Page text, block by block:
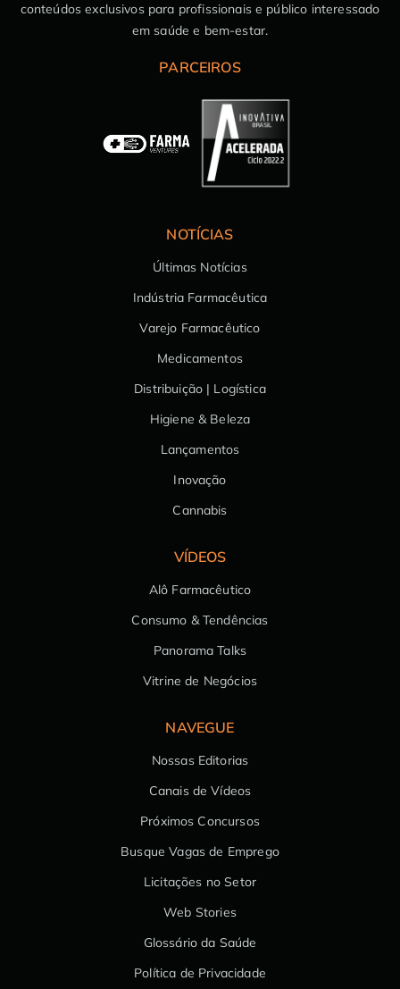
conteúdos exclusivos para profissionais e público interessado
em saúde e bem-estar.
PARCEIROS
NOTÍCIAS
Últimas Notícias
Indústria Farmacêutica
Varejo Farmacêutico
Medicamentos
Distribuição | Logística
Higiene & Beleza
Lançamentos
Inovação
Cannabis
VÍDEOS
Alô Farmacêutico
Consumo & Tendências
Panorama Talks
Vitrine de Negócios
NAVEGUE
Nossas Editorias
Canais de Vídeos
Próximos Concursos
Busque Vagas de Emprego
Licitações no Setor
Web Stories
Glossário da Saúde
Política de Privacidade